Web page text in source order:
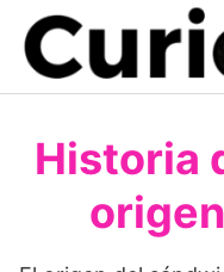
Saltar
contenido
Historia